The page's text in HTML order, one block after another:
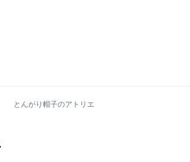
とんがり帽子のアトリエ